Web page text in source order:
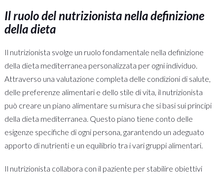
Il ruolo del nutrizionista nella definizione
della dieta
Il nutrizionista svolge un ruolo fondamentale nella definizione
della dieta mediterranea personalizzata per ogni individuo.
Attraverso una valutazione completa delle condizioni di salute,
delle preferenze alimentari e dello stile di vita, il nutrizionista
può creare un piano alimentare su misura che si basi sui principi
della dieta mediterranea. Questo piano tiene conto delle
esigenze specifiche di ogni persona, garantendo un adeguato
apporto di nutrienti e un equilibrio tra i vari gruppi alimentari.
Il nutrizionista collabora con il paziente per stabilire obiettivi